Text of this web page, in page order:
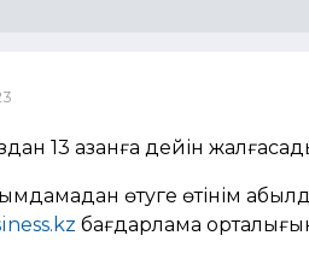
13 қазанға дейін
өтуге өтінім
бағдарлама